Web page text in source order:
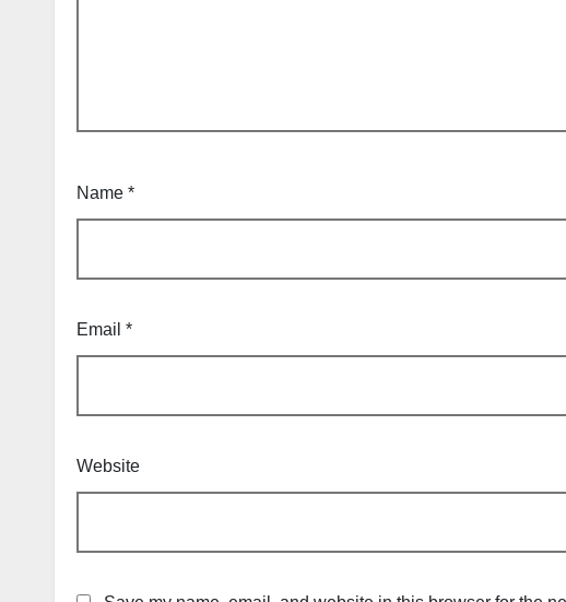
Name *
Email *
Website